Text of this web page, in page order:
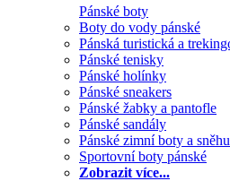
Pánské boty
Boty do vody pánské
Pánská turistická a
Pánské tenisky
Pánské holínky
Pánské sneakers
Pánské žabky a pantofle
Pánské sandály
Pánské zimní boty a
Sportovní boty pánské
Zobrazit více...